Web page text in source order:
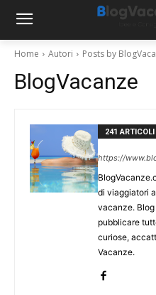
Home Autori Posts by
BlogVacanze
241 ARTICOLI
https://
di viaggiatori
vacanze.
pubblicare
curiose,
Vacanze.